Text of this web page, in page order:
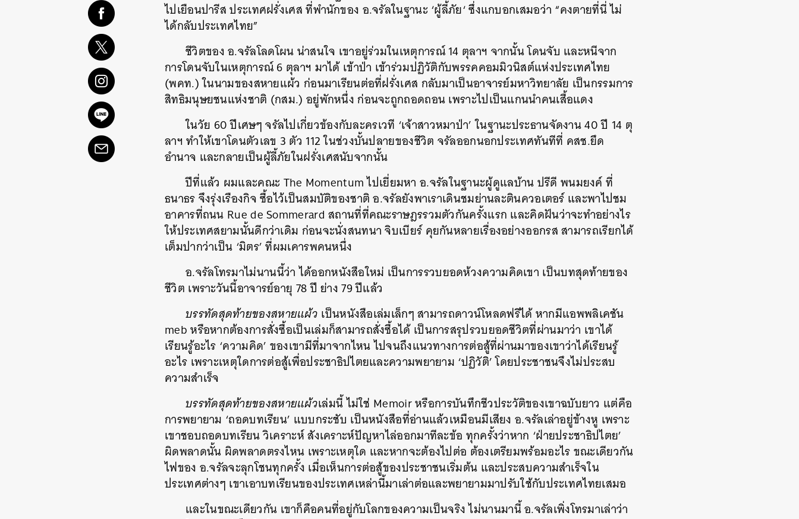
ไปเยือนปารีส ประเทศฝรั่งเศส ที่พำนักของ อ.จรัลในฐานะ ‘ผู้ลี้ภัย‘ ซึ่งแกบอกเสมอว่า “คงตายที่นี่ ไม่
ได้กลับประเทศไทย”
ชีวิตของ อ.จรัลโลดโผน น่าสนใจ เขาอยู่ร่วมในเหตุการณ์ 14 ตุลาฯ จากนั้น โดนจับ และหนีจาก
การโดนจับในเหตุการณ์ 6 ตุลาฯ มาได้ เข้าป่า เข้าร่วมปฏิวัติกับพรรคคอมมิวนิสต์แห่งประเทศไทย
(พคท.) ในนามของสหายแผ้ว ก่อนมาเรียนต่อที่ฝรั่งเศส กลับมาเป็นอาจารย์มหาวิทยาลัย เป็นกรรมการ
สิทธิมนุษยชนแห่งชาติ (กสม.) อยู่พักหนึ่ง ก่อนจะถูกถอดถอน เพราะไปเป็นแกนนำคนเสื้อแดง
ในวัย 60 ปีเศษๆ จรัลไปเกี่ยวข้องกับละครเวที ‘เจ้าสาวหมาป่า’ ในฐานะประธานจัดงาน 40 ปี 14 ตุ
ลาฯ ทำให้เขาโดนตัวเลข 3 ตัว 112 ในช่วงบั้นปลายของชีวิต จรัลออกนอกประเทศทันทีที่ คสช.ยึด
อำนาจ และกลายเป็นผู้ลี้ภัยในฝรั่งเศสนับจากนั้น
ปีที่แล้ว ผมและคณะ The Momentum ไปเยี่ยมหา อ.จรัลในฐานะผู้ดูแลบ้าน ปรีดี พนมยงค์ ที่
ธนาธร จึงรุ่งเรืองกิจ ซื้อไว้เป็นสมบัติของชาติ อ.จรัลยังพาเราเดินชมย่านละตินควอเตอร์ และพาไปชม
อาคารที่ถนน Rue de Sommerard สถานที่ที่คณะราษฎรรวมตัวกันครั้งแรก และคิดฝันว่าจะทำอย่างไร
ให้ประเทศสยามนั้นดีกว่าเดิม ก่อนจะนั่งสนทนา จิบเบียร์ คุยกันหลายเรื่องอย่างออกรส สามารถเรียกได้
เต็มปากว่าเป็น ‘มิตร’ ที่ผมเคารพคนหนึ่ง
อ.จรัลโทรมาไม่นานนี้ว่า ได้ออกหนังสือใหม่ เป็นการรวบยอดห้วงความคิดเขา เป็นบทสุดท้ายของ
ชีวิต เพราะวันนี้อาจารย์อายุ 78 ปี ย่าง 79 ปีแล้ว
บรรทัดสุดท้ายของสหายแผ้ว เป็นหนังสือเล่มเล็กๆ สามารถดาวน์โหลดฟรีได้ หากมีแอพพลิเคชัน
meb หรือหากต้องการสั่งซื้อเป็นเล่มก็สามารถสั่งซื้อได้ เป็นการสรุปรวบยอดชีวิตที่ผ่านมาว่า เขาได้
เรียนรู้อะไร ‘ความคิด’ ของเขามีที่มาจากไหน ไปจนถึงแนวทางการต่อสู้ที่ผ่านมาของเขาว่าได้เรียนรู้
อะไร เพราะเหตุใดการต่อสู้เพื่อประชาธิปไตยและความพยายาม ‘ปฏิวัติ’ โดยประชาชนจึงไม่ประสบ
ความสำเร็จ
บรรทัดสุดท้ายของสหายแผ้วเล่มนี้ ไม่ใช่ Memoir หรือการบันทึกชีวประวัติของเขาฉบับยาว แต่คือ
การพยายาม ‘ถอดบทเรียน’ แบบกระชับ เป็นหนังสือที่อ่านแล้วเหมือนมีเสียง อ.จรัลเล่าอยู่ข้างหู เพราะ
เขาชอบถอดบทเรียน วิเคราะห์ สังเคราะห์ปัญหาไล่ออกมาทีละข้อ ทุกครั้งว่าหาก ‘ฝ่ายประชาธิปไตย’
ผิดพลาดนั้น ผิดพลาดตรงไหน เพราะเหตุใด และหากจะต้องไปต่อ ต้องเตรียมพร้อมอะไร ขณะเดียวกัน
ไฟของ อ.จรัลจะลุกโชนทุกครั้ง เมื่อเห็นการต่อสู้ของประชาชนเริ่มต้น และประสบความสำเร็จใน
ประเทศต่างๆ เขาเอาบทเรียนของประเทศเหล่านี้มาเล่าต่อและพยายามมาปรับใช้กับประเทศไทยเสมอ
และในขณะเดียวกัน เขาก็คือคนที่อยู่กับโลกของความเป็นจริง ไม่นานมานี้ อ.จรัลเพิ่งโทรมาเล่าว่า